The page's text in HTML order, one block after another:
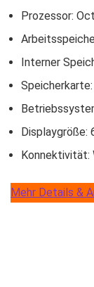
Prozessor:
Interner
Displaygröße:
Konnektivität:
Mehr Details &